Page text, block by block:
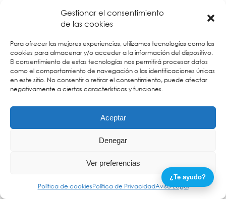
Gestionar el consentimiento
de las cookies
Para ofrecer las mejores experiencias, utilizamos tecnologías como las
cookies para almacenar y/o acceder a la información del dispositivo.
El consentimiento de estas tecnologías nos permitirá procesar datos
como el comportamiento de navegación o las identificaciones únicas
en este sitio. No consentir o retirar el consentimiento, puede afectar
negativamente a ciertas características y funciones.
Aceptar
Denegar
Ver preferencias
Política de cookiesPolítica de PrivacidadAviso Legal
¿Te ayudo?